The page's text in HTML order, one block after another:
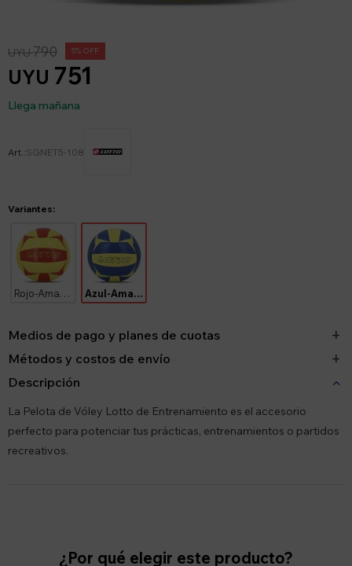
UYU 751
UYU790 5
Llega mañana
SGNET5-108
Variantes:
Rojo-Amarillo Azul-Amarillo
Medios de pago y planes de cuotas
Métodos y costos de envío
Descripción
La Pelota de Vóley Lotto de Entrenamiento es el accesorio
perfecto para potenciar tus prácticas, entrenamientos o partidos
recreativos.
¿Por qué elegir este producto?